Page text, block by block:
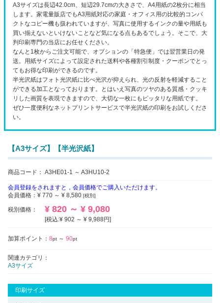
A3サイズは長辺42.0cm、短辺29.7cmの大きさで、A4用紙の2枚分に相当
します。家電量販店でもA3用紙対応の家庭・オフィス用の比較的コンパ
クトなコピー機も扱われていますが、写真に使用するインクの量や用紙も
買い揃えないといけないことなど気になる点もあるでしょう。そこで、大
判印刷専門の当店にお任せください。
なんと1枚からご注文可能で、オプションの「特急便」では翌営業日の発
送。用紙サイズによって設定された送料や各種割引制度・クーポンでとっ
てもお得な印刷ができるのです。
半光沢紙はフォト光沢紙に比べ光沢が抑えられ、光の反射を軽減すること
ができる加工となっております。とはいえ写真のツヤのある質感・クッキ
リした画質を表現できますので、大切な一枚にもピッタリな用紙です。
ぜひ一度便利なネットプリントサービスで半光沢紙の印刷をお試しくださ
い。
【A3サイズ】【半光沢紙】
商品コード： A3HE01-1 ～ A3HU10-2
会員登録をされますと，会員価格でご購入いただけます。
会員価格： ¥ 770 ～ ¥ 8,580 [税別]
税別価格： ¥ 820 ～ ¥ 9,080
[税込:¥ 902 ～ ¥ 9,988円]
加算ポイント： 8pt ～ 90pt
関連カテゴリ：
A3サイズ
印刷サイズ